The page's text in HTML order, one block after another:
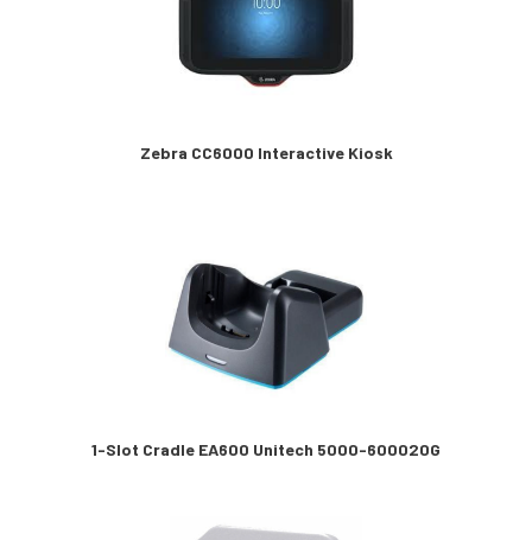
Zebra CC6000 Interactive Kiosk
1-Slot Cradle EA600 Unitech 5000-600020G